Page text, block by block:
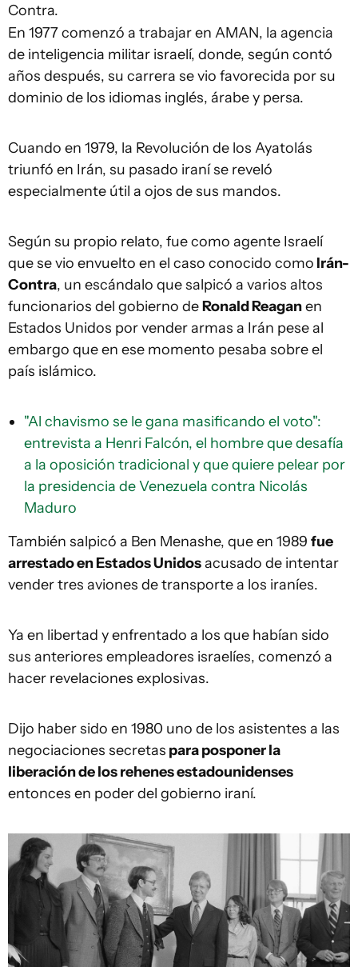
Contra.
En 1977 comenzó a trabajar en AMAN, la agencia
de inteligencia militar israelí, donde, según contó
años después, su carrera se vio favorecida por su
dominio de los idiomas inglés, árabe y persa.
Cuando en 1979, la Revolución de los Ayatolás
triunfó en Irán, su pasado iraní se reveló
especialmente útil a ojos de sus mandos.
Según su propio relato, fue como agente Israelí
que se vio envuelto en el caso conocido como Irán-
Contra, un escándalo que salpicó a varios altos
funcionarios del gobierno deRonald Reaganen
Estados Unidos por vender armas a Irán pese al
embargo que en ese momento pesaba sobre el
país islámico.
"Al chavismo se le gana masificando el voto":
entrevista a Henri Falcón, el hombre que desafía
a la oposición tradicional y que quiere pelear por
la presidencia de Venezuela contra Nicolás
Maduro
También salpicó a Ben Menashe, que en 1989 fue
arrestado en Estados Unidosacusado de intentar
vender tres aviones de transporte a los iraníes.
Ya en libertad y enfrentado a los que habían sido
sus anteriores empleadores israelíes, comenzó a
hacer revelaciones explosivas.
Dijo haber sido en 1980 uno de los asistentes a las
negociaciones secretas para posponer la
liberación de los rehenes estadounidenses
entonces en poder del gobierno iraní.